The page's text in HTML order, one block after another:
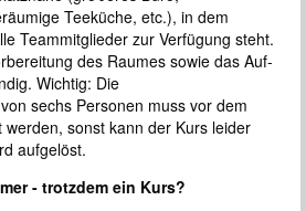
Teeküche, etc.), in dem
Teammitglieder zur Verfügung steht.
des Raumes sowie das Auf-
Wichtig: Die
sechs Personen muss vor dem
sonst kann der Kurs leider
aufgelöst.
- trotzdem ein Kurs?